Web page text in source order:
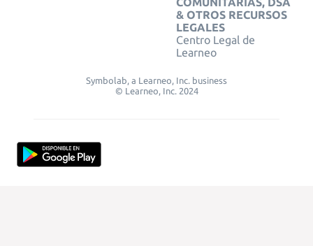
& OTROS RECURSOS
LEGALES
Centro Legal de
Learneo
Symbolab, a Learneo, Inc. business
© Learneo, Inc. 2024